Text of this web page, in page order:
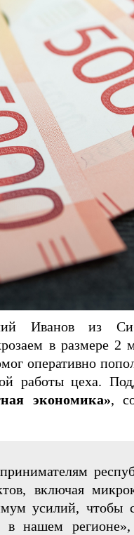
Иванов из
в размере 2
оперативно
работы цеха.
экономика»,
включая
усилий, чтобы
в нашем